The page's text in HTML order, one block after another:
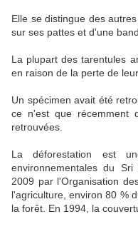
Elle se distingue des
sur ​​ses pattes et d'une
La plupart des tarentules
en raison de la perte de
Un spécimen avait été
ce n'est que récemment
retrouvées.
La déforestation est
environnementales du
2009 par l'Organisation
l'agriculture, environ 80 %
la forêt. En 1994, la